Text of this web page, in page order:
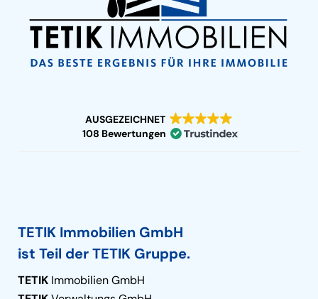
AUSGEZEICHNET
108 Bewertungen
TETIK Immobilien GmbH
ist Teil der TETIK Gruppe.
TETIK Immobilien GmbH